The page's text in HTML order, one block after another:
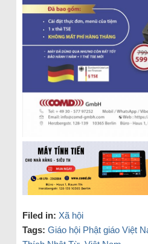
Filed in: Xã hội
Tags: Giáo hội Phật giáo Việt